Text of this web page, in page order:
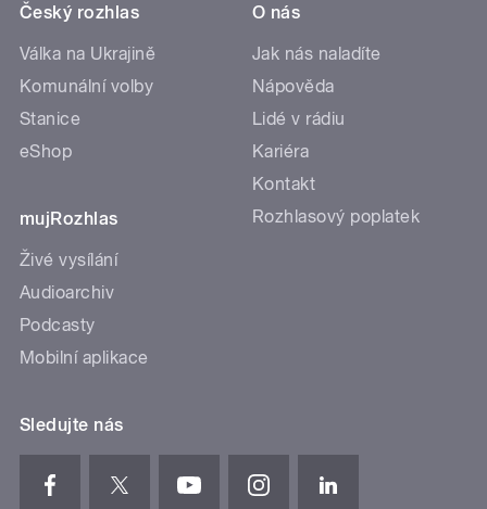
Český rozhlas
Válka na Ukrajině
Komunální volby
Stanice
eShop
mujRozhlas
Živé vysílání
Audioarchiv
Podcasty
Mobilní aplikace
O nás
Jak nás naladíte
Nápověda
Lidé v rádiu
Kariéra
Kontakt
Rozhlasový poplatek
Sledujte nás